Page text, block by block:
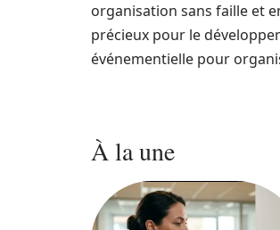
organisation sans faille et
précieux pour le
événementielle pour
À la une